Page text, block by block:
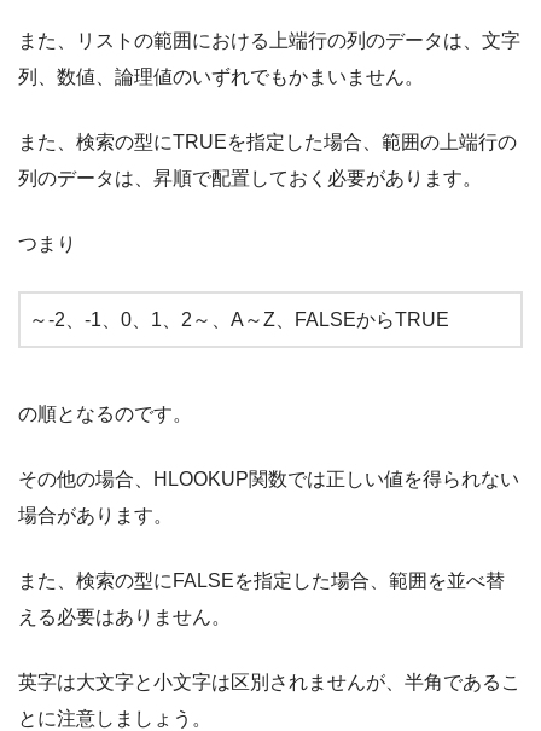
また、リストの範囲における上端行の列のデータは、文字
列、数値、論理値のいずれでもかまいません。
また、検索の型にTRUEを指定した場合、範囲の上端行の
列のデータは、昇順で配置しておく必要があります。
つまり
～-2、-1、0、1、2～、A～Z、FALSEからTRUE
の順となるのです。
その他の場合、HLOOKUP関数では正しい値を得られない
場合があります。
また、検索の型にFALSEを指定した場合、範囲を並べ替
える必要はありません。
英字は大文字と小文字は区別されませんが、半角であるこ
とに注意しましょう。